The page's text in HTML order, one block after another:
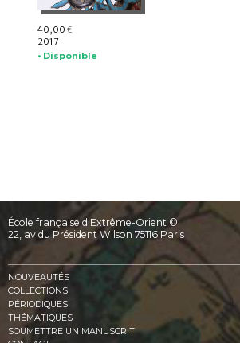
40,00 €
2017
• Disponible
École française d'Extrême-Orient ©
22, av du Président Wilson 75116 Paris
NOUVEAUTÉS
COLLECTIONS
PÉRIODIQUES
THÉMATIQUES
SOUMETTRE UN MANUSCRIT